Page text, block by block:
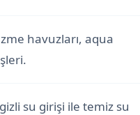
havuzları, aqua
su girişi ile temiz su